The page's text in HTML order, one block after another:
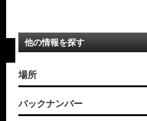
他の情報を探す
場所
バックナンバー